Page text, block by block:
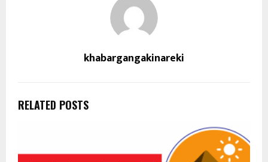
khabargangakinareki
RELATED POSTS